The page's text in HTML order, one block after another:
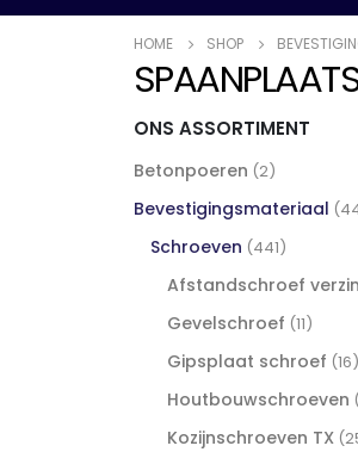
HOME SHOP
ONS ASSORTIMENT
Betonpoeren (2)
Bevestigingsmateriaal
Schroeven (441)
Afstandschroef
Gevelschroef (11)
Gipsplaat schroef (16)
Houtbouwschroeven
Kozijnschroeven TX